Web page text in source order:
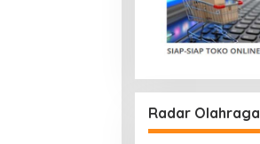
Radar Olahraga